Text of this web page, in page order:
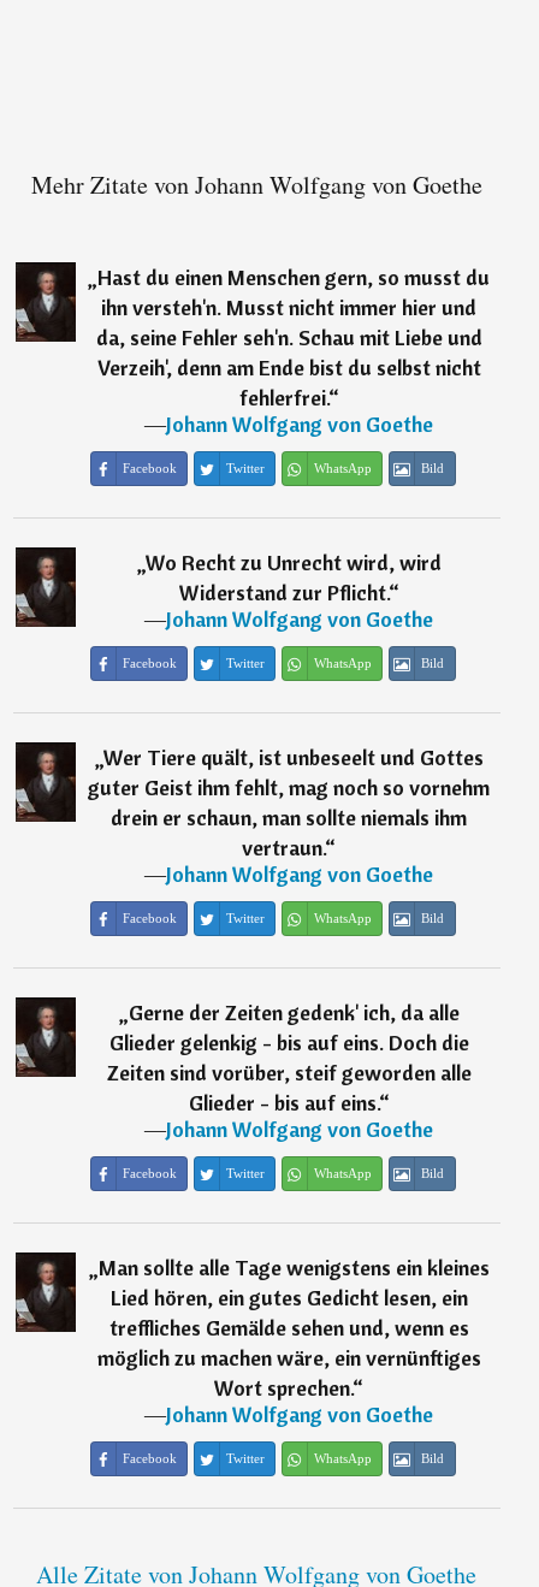
Mehr Zitate von Johann Wolfgang von Goethe
„Hast du einen Menschen gern, so musst du
ihn versteh'n. Musst nicht immer hier und
da, seine Fehler seh'n. Schau mit Liebe und
Verzeih', denn am Ende bist du selbst nicht
fehlerfrei.“
―Johann Wolfgang von Goethe
Facebook Twitter WhatsApp Bild
„Wo Recht zu Unrecht wird, wird
Widerstand zur Pflicht.“
―Johann Wolfgang von Goethe
Facebook Twitter WhatsApp Bild
„Wer Tiere quält, ist unbeseelt und Gottes
guter Geist ihm fehlt, mag noch so vornehm
drein er schaun, man sollte niemals ihm
vertraun.“
―Johann Wolfgang von Goethe
Facebook Twitter WhatsApp Bild
„Gerne der Zeiten gedenk' ich, da alle
Glieder gelenkig - bis auf eins. Doch die
Zeiten sind vorüber, steif geworden alle
Glieder - bis auf eins.“
―Johann Wolfgang von Goethe
Facebook Twitter WhatsApp Bild
„Man sollte alle Tage wenigstens ein kleines
Lied hören, ein gutes Gedicht lesen, ein
treffliches Gemälde sehen und, wenn es
möglich zu machen wäre, ein vernünftiges
Wort sprechen.“
―Johann Wolfgang von Goethe
Facebook Twitter WhatsApp Bild
Alle Zitate von Johann Wolfgang von Goethe